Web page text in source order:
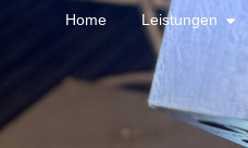
Home Leistungen